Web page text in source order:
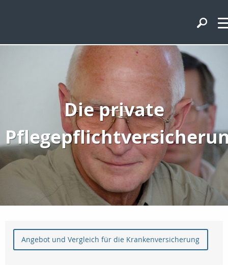
Die private
Angebot und Vergleich für die Krankenversicherung